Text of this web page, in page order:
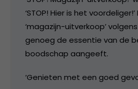
‘STOP! Hier is het
‘magazijn-uitverkoop’
genoeg de essentie van de
boodschap aangeeft.
‘Genieten met een goed